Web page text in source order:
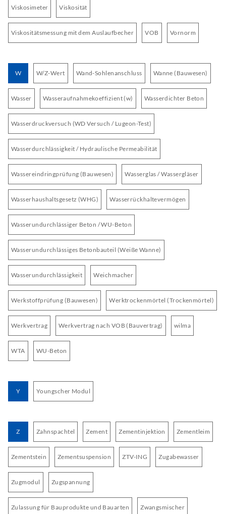
Viskosimeter Viskosität
Viskositätsmessung mit dem Auslaufbecher VOB Vornorm
W W/Z-Wert Wand-Sohlenanschluss Wanne (Bauwesen)
Wasser Wasseraufnahmekoeffizient (w) Wasserdichter Beton
Wasserdruckversuch (WD Versuch / Lugeon-Test)
Wasserdurchlässigkeit / Hydraulische Permeabilität
Wassereindringprüfung (Bauwesen) Wasserglas / Wassergläser
Wasserhaushaltsgesetz (WHG) Wasserrückhaltevermögen
Wasserundurchlässiger Beton / WU-Beton
Wasserundurchlässiges Betonbauteil (Weiße Wanne)
Wasserundurchlässigkeit Weichmacher
Werkstoffprüfung (Bauwesen) Werktrockenmörtel (Trockenmörtel)
Werkvertrag Werkvertrag nach VOB (Bauvertrag) wilma
WTA WU-Beton
Y Youngscher Modul
Z Zahnspachtel Zement Zementinjektion Zementleim
Zementstein Zementsuspension ZTV-ING Zugabewasser
Zugmodul Zugspannung
Zulassung für Bauprodukte und Bauarten Zwangsmischer